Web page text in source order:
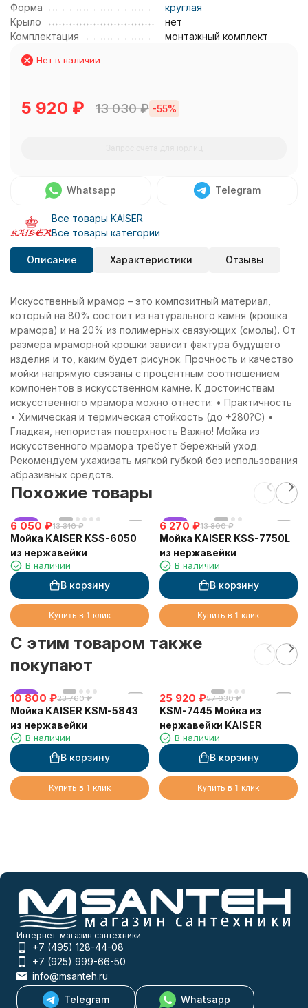
Форма
круглая
Крыло
нет
Комплектация
монтажный комплект
Нет в наличии
5 920 ₽ 13 030₽ -55%
Whatsapp Telegram
Все товары KAISER
Все товары категории
Описание Характеристики Отзывы
Искусственный мрамор – это композитный материал,
который на 80% состоит из натурального камня (крошка
мрамора) и на 20% из полимерных связующих (смолы). От
размера мраморной крошки зависит фактура будущего
изделия и то, каким будет рисунок. Прочность и качество
мойки напрямую связаны с процентным соотношением
компонентов в искусственном камне. К достоинствам
искусственного мрамора можно отнести: • Практичность
• Химическая и термическая стойкость (до +280?С) •
Гладкая, непористая поверхность Важно! Мойка из
искусственного мрамора требует бережный уход.
Рекомендуем ухаживать мягкой губкой без использования
абразивных средств.
Похожие товары
хит
6 050 ₽13 310 ₽
Мойка KAISER KSS-6050
из нержавейки
В наличии
В корзину
Купить в 1 клик
хит
6 270 ₽13 800 ₽
Мойка KAISER KSS-7750L
из нержавейки
В наличии
В корзину
Купить в 1 клик
C этим товаром также
покупают
хит
10 800 ₽23 760 ₽
Мойка KAISER KSM-5843
из нержавейки
В наличии
В корзину
Купить в 1 клик
25 920 ₽57 030 ₽
KSM-7445 Мойка из
нержавейки KAISER
В наличии
В корзину
Купить в 1 клик
Интернет-магазин сантехники
+7 (495) 128-44-08
+7 (925) 999-66-50
info@msanteh.ru
Telegram
Whatsapp